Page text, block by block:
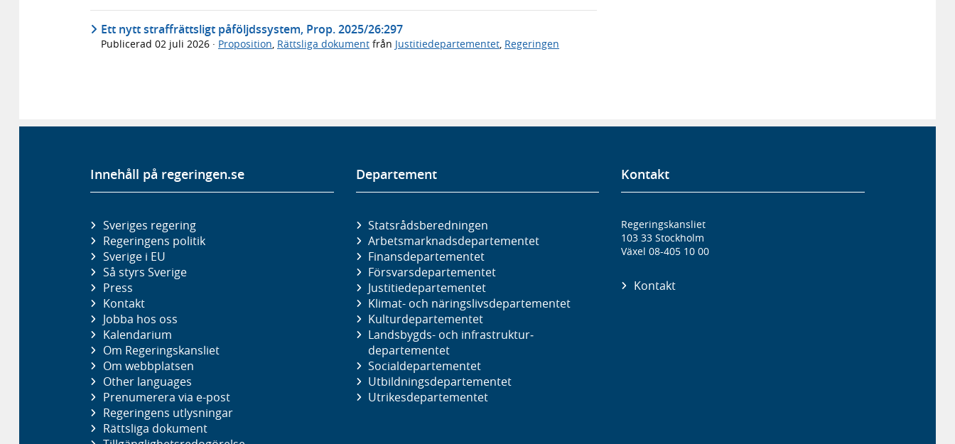
Ett nytt straffrättsligt påföljdssystem, Prop. 2025/26:297
Publicerad 02 juli 2026 · Proposition, Rättsliga dokument från Justitiedepartementet, Regeringen
Innehåll på regeringen.se
Sveriges regering
Regeringens politik
Sverige i EU
Så styrs Sverige
Press
Kontakt
Jobba hos oss
Kalendarium
Om Regeringskansliet
Om webbplatsen
Other languages
Prenumerera via e-post
Regeringens utlysningar
Rättsliga dokument
Departement
Statsrådsberedningen
Arbetsmarknads­departementet
Finans­departementet
Försvars­departementet
Justitie­departementet
Klimat- och näringslivs­departementet
Kultur­departementet
Landsbygds- och infrastruktur­
departementet
Social­departementet
Utbildnings­departementet
Utrikes­departementet
Kontakt
Regeringskansliet
103 33 Stockholm
Växel 08-405 10 00
Kontakt